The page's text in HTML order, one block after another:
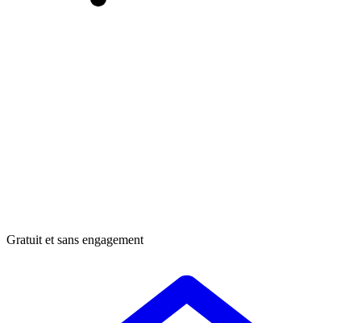
Gratuit et sans engagement